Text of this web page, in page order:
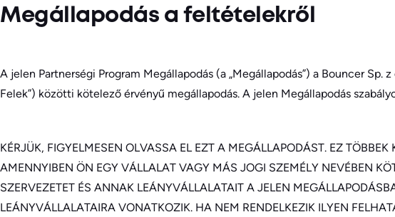
Megállapodás a feltételekről
A jelen Partnerségi Program Megállapodás (a „Megállapodás”) a Bouncer Sp.
Felek”) közötti kötelező érvényű megállapodás. A jelen Megállapodás
KÉRJÜK, FIGYELMESEN OLVASSA EL EZT A MEGÁLLAPODÁST. EZ
AMENNYIBEN ÖN EGY VÁLLALAT VAGY MÁS JOGI SZEMÉLY NEVÉBEN
SZERVEZETET ÉS ANNAK LEÁNYVÁLLALATAIT A JELEN
LEÁNYVÁLLALATAIRA VONATKOZIK. HA NEM RENDELKEZIK ILYEN